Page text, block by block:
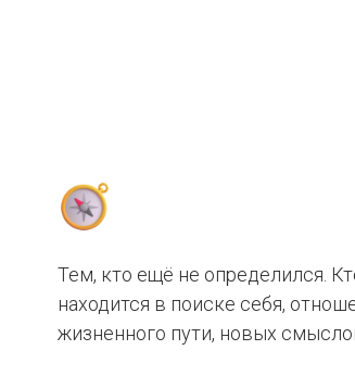
Тем, кто ещё не определился.
находится в поиске себя,
жизненного пути, новых